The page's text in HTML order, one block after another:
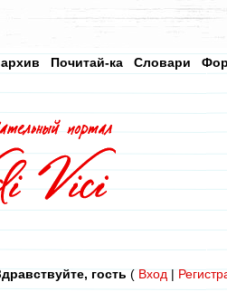
Словари
Почитай-ка
гость ( Вход |